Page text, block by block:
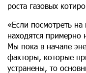
роста газовых
«Если посмотреть
находятся примерно
Мы пока в начале
факторы, которые
устранены, то